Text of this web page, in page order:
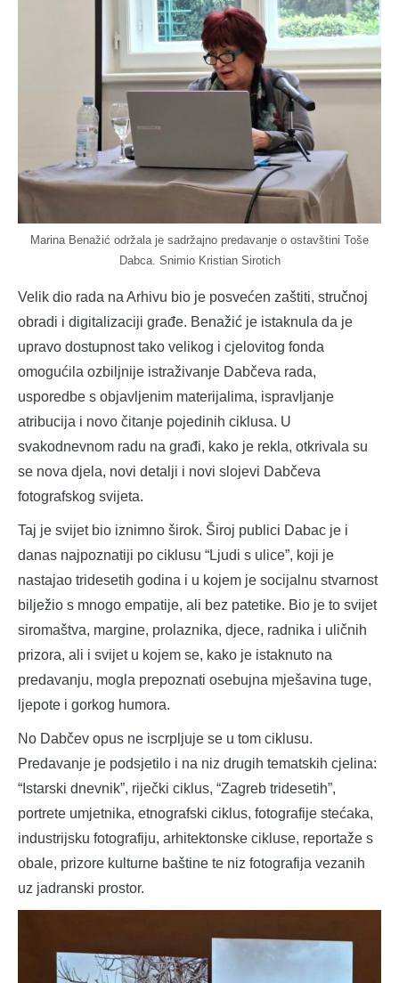
Marina Benažić održala je sadržajno predavanje o ostavštini Toše
Dabca. Snimio Kristian Sirotich
Velik dio rada na Arhivu bio je posvećen zaštiti, stručnoj
obradi i digitalizaciji građe. Benažić je istaknula da je
upravo dostupnost tako velikog i cjelovitog fonda
omogućila ozbiljnije istraživanje Dabčeva rada,
usporedbe s objavljenim materijalima, ispravljanje
atribucija i novo čitanje pojedinih ciklusa. U
svakodnevnom radu na građi, kako je rekla, otkrivala su
se nova djela, novi detalji i novi slojevi Dabčeva
fotografskog svijeta.
Taj je svijet bio iznimno širok. Široj publici Dabac je i
danas najpoznatiji po ciklusu “Ljudi s ulice”, koji je
nastajao tridesetih godina i u kojem je socijalnu stvarnost
bilježio s mnogo empatije, ali bez patetike. Bio je to svijet
siromaštva, margine, prolaznika, djece, radnika i uličnih
prizora, ali i svijet u kojem se, kako je istaknuto na
predavanju, mogla prepoznati osebujna mješavina tuge,
ljepote i gorkog humora.
No Dabčev opus ne iscrpljuje se u tom ciklusu.
Predavanje je podsjetilo i na niz drugih tematskih cjelina:
“Istarski dnevnik”, riječki ciklus, “Zagreb tridesetih”,
portrete umjetnika, etnografski ciklus, fotografije stećaka,
industrijsku fotografiju, arhitektonske cikluse, reportaže s
obale, prizore kulturne baštine te niz fotografija vezanih
uz jadranski prostor.